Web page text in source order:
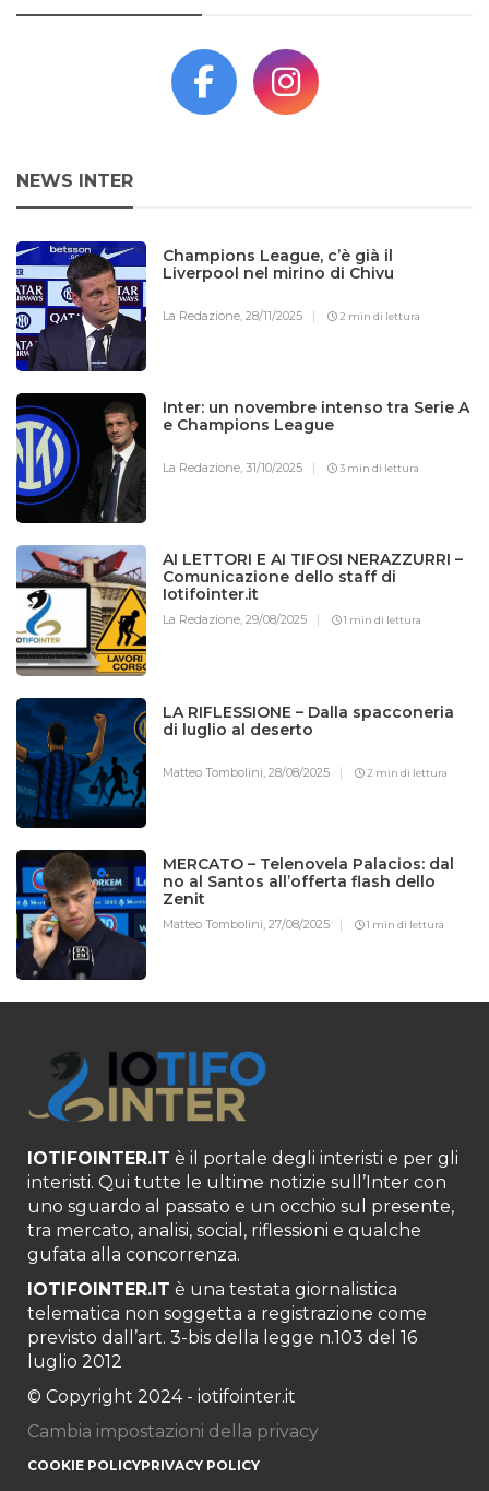
NEWS INTER
Champions League, c’è già il
Liverpool nel mirino di Chivu
La Redazione,28/11/2025 2 min di lettura
Inter: un novembre intenso tra Serie A
e Champions League
La Redazione,31/10/2025 3 min di lettura
AI LETTORI E AI TIFOSI NERAZZURRI –
Comunicazione dello staff di
Iotifointer.it
La Redazione,29/08/2025 1 min di lettura
LA RIFLESSIONE – Dalla spacconeria
di luglio al deserto
Matteo Tombolini,28/08/2025 2 min di lettura
MERCATO – Telenovela Palacios: dal
no al Santos all’offerta flash dello
Zenit
Matteo Tombolini,27/08/2025 1 min di lettura
IOTIFOINTER.IT è il portale degli interisti e per gli
interisti. Qui tutte le ultime notizie sull’Inter con
uno sguardo al passato e un occhio sul presente,
tra mercato, analisi, social, riflessioni e qualche
gufata alla concorrenza.
IOTIFOINTER.IT è una testata giornalistica
telematica non soggetta a registrazione come
previsto dall’art. 3-bis della legge n.103 del 16
luglio 2012
© Copyright 2024 - iotifointer.it
Cambia impostazioni della privacy
COOKIE POLICYPRIVACY POLICY